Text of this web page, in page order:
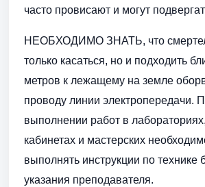
часто провисают и могут
НЕОБХОДИМО ЗНАТЬ, что
только касаться, но и подходить
метров к лежащему на земле
проводу линии электропередачи.
выполнении работ в
кабинетах и мастерских
выполнять инструкции по технике
указания преподавателя.